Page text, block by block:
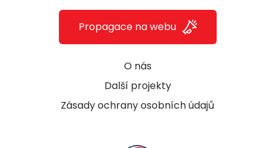
O nás
Další projekty
Zásady ochrany osobních údajů
Propagace na webu